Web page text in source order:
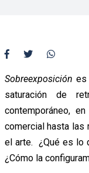
Sobreexposición es
saturación de
contemporáneo,
comercial hasta las
el arte. ¿Qué es lo
¿Cómo la